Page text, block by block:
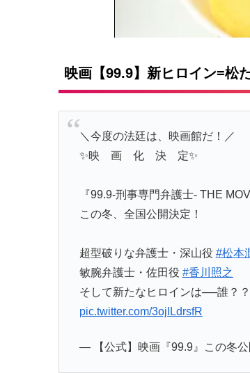
映画【99.9】新ヒロイン=松
＼今度の法廷は、映画館だ！／
✨映 画 化 決 定✨
『99.9-刑事専門弁護士- THE
この冬、全国公開決定！
超型破りな弁護士・深山役 #松本
敏腕弁護士・佐田役 #香川照之
そして新たなヒロインは──誰？？
pic.twitter.com/3ojILdrsfR
— 【公式】映画『99.9』この冬